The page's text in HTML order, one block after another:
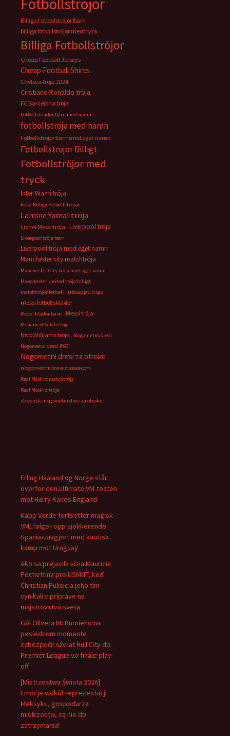
Fotbollströjor
Billiga Fotbollströjor Barn
billiga fotbollströjor med tryck
Billiga Fotbollströjor
Cheap Football Jerseys
Cheap Football Shirts
Chelsea tröja 2024
Cristiano Ronaldo tröja
FC Barcelona tröja
Fotbollskläder barn med namn
fotbollströja med namn
Fotbollströjor barn med eget namn
Fotbollströjor Billigt
Fotbollströjor med
tryck
Inter Miami tröja
Köpa Billiga Fotbollströjor
Lamine Yamal tröja
Lionel Messi tröja Liverpool tröja
Liverpool tröja herr
Liverpool tröja med eget namn
Manchester city matchtröja
Manchester City tröja med eget namn
Manchester United tröja billigt
matchtröjor fotboll
mbappe tröja
messi fotbollskläder
Messi kläder barn Messi tröja
Mohamed Salah tröja
Nico Williams tröja
Nogometni Dresi
Nogometni dresi PSG
Nogometni dresi za otroke
nogometni dresi z imenom
Real Madrid matchtröja
Real Madrid tröja
slovenski nogometni dres za otroke
Erling Haaland og Norge står
overfor den ultimate VM-testen
mot Harry Kanes England.
Kapp Verde fortsetter magisk
VM, følger opp sjokkerende
Spania-uavgjort med kaotisk
kamp mot Uruguay
Ako sa prejavila vízia Mauricia
Pochettina pre USMNT, keď
Christian Pulisic a jeho tím
vynikali v príprave na
majstrovstvá sveta
Gól Olivera McBurnieho na
poslednom momente
zabezpečil návrat Hull City do
Premier League vo finále play-
off
[Mistrzostwa Świata 2026]
Emocje wokół reprezentacji
Meksyku, gospodarza
mistrzostw, są nie do
zatrzymania!